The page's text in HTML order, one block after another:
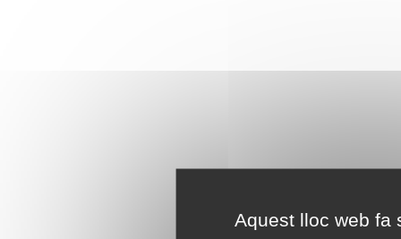
Aquest lloc web fa